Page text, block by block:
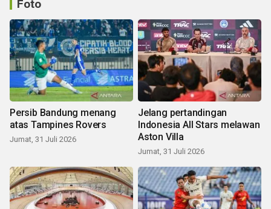
Foto
Persib Bandung menang
atas Tampines Rovers
Jumat, 31 Juli 2026
Jelang pertandingan
Indonesia All Stars melawan
Aston Villa
Jumat, 31 Juli 2026